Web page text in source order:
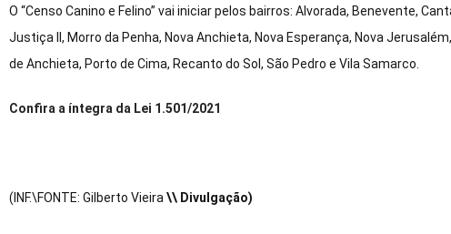
O “Censo Canino e Felino” vai iniciar pelos bairros: Alvorada, Benevente,
Justiça II, Morro da Penha, Nova Anchieta, Nova Esperança, Nova
de Anchieta, Porto de Cima, Recanto do Sol, São Pedro e Vila Samarco.
Confira a íntegra da Lei 1.501/2021
(INF.\FONTE: Gilberto Vieira \\ Divulgação)